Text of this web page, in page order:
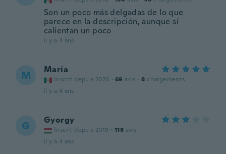
Son un poco más delgadas de lo que
parece en la descripción, aunque sí
calientan un poco
il y a 4 ans
M María
Inscrit depuis 2020 · 69 avis · 8 chargements
il y a 4 ans
G Gyorgy
Inscrit depuis 2019 · 118 avis
il y a 4 ans